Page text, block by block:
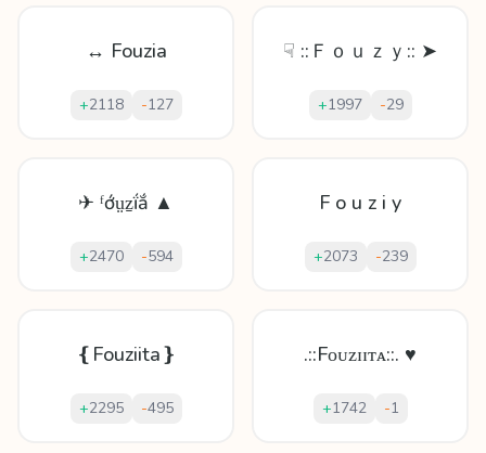
↔ Fouzia
+2118 -127
☟ ::Ｆｏｕｚｙ:: ➤
+1997 -29
✈ ᶠớṳẕḯắ ▲
+2470 -594
F o u z i y
+2073 -239
❴Fouziita❵
+2295 -495
.::Fᴏᴜᴢɪɪᴛᴀ::. ♥
+1742 -1